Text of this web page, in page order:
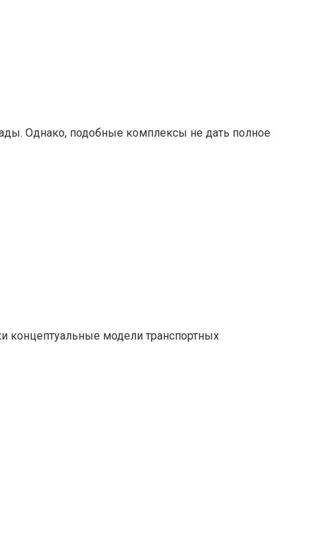
Однако, подобные комплексы не дать полное
концептуальные модели транспортных